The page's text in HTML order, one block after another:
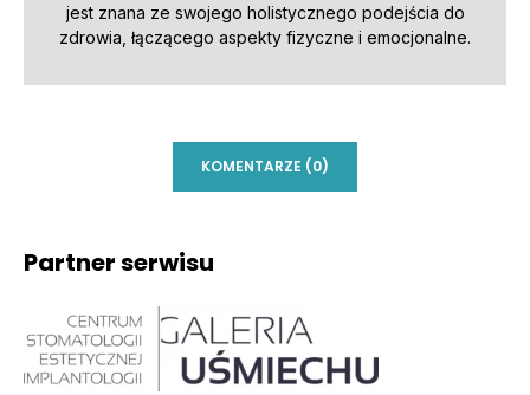
jest znana ze swojego holistycznego podejścia do
zdrowia, łączącego aspekty fizyczne i emocjonalne.
KOMENTARZE (0)
Partner serwisu